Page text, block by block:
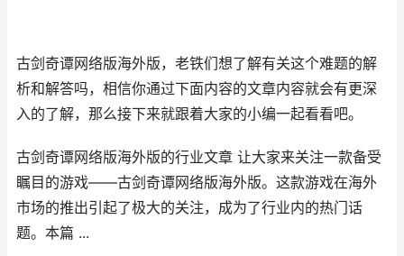
古剑奇谭网络版海外版，老铁们想了解有关这个难题的解
析和解答吗，相信你通过下面内容的文章内容就会有更深
入的了解，那么接下来就跟着大家的小编一起看看吧。
古剑奇谭网络版海外版的行业文章 让大家来关注一款备受
瞩目的游戏——古剑奇谭网络版海外版。这款游戏在海外
市场的推出引起了极大的关注，成为了行业内的热门话
题。本篇 ...